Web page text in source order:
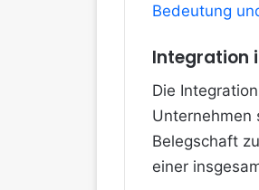
Bedeutung
Integration
Die
Unternehmen
Belegschaft
einer